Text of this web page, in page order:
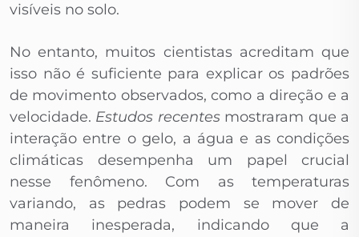
visíveis no solo.
No entanto, muitos cientistas acreditam que
isso não é suficiente para explicar os padrões
de movimento observados, como a direção e a
velocidade. Estudos recentesmostraram que a
interação entre o gelo, a água e as condições
climáticas desempenha um papel crucial
nesse fenômeno. Com as temperaturas
variando, as pedras podem se mover de
maneira inesperada, indicando que a